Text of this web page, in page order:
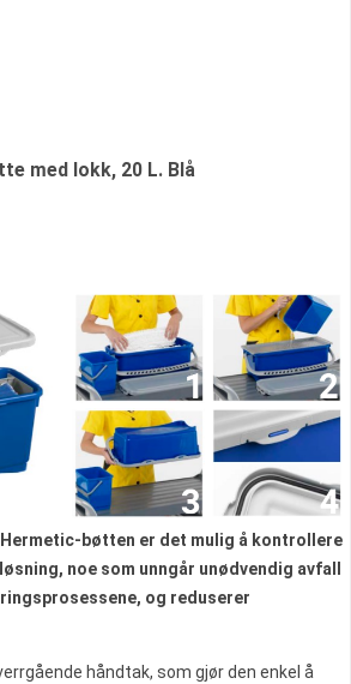
med lokk, 20 L. Blå
bøtten er det mulig å kontrollere
noe som unngår unødvendig avfall
og reduserer
håndtak, som gjør den enkel å